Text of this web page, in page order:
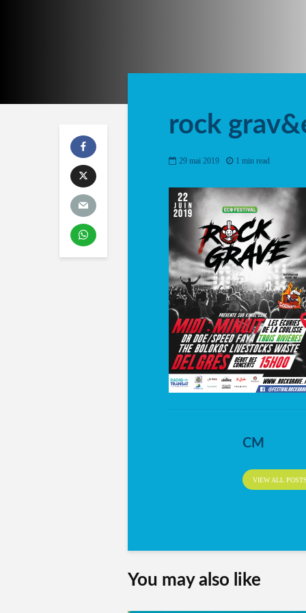
rock
29 mai 2019 1 min read
CM
VIEW ALL
You may also like